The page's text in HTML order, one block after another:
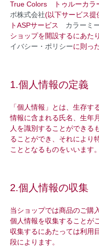
True Colors トゥルーカラ
ボ株式会社(以下サービス提
トASPサービス カラーミ
ショップを開設するにあた
イバシー・ポリシーに則っ
1.個人情報の定義
「個人情報」とは、生存
情報に含まれる氏名、生年
人を識別することができる
ることができ、それにより
こととなるものをいいます。
2.個人情報の収集
当ショップでは商品のご購
個人情報を収集することが
収集するにあたっては利用
段によります。